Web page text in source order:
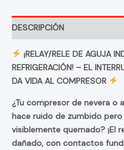
DESCRIPCIÓN
¡RELAY/RELE DE AGUJA
REFRIGERACIÓN! – EL
DA VIDA AL COMPRESOR
¿Tu compresor de nevera o
hace ruido de zumbido
visiblemente quemado? ¡El
dañado, con contactos